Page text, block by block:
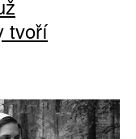
tvoří